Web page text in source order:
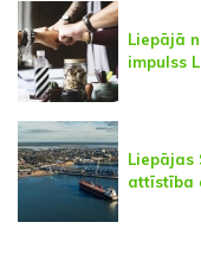
Liepājā
impulss
Liepājas
attīstība